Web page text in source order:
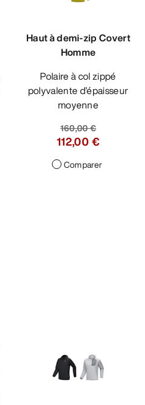
Haut à demi-zip Covert
Homme
Polaire à col zippé
polyvalente d’épaisseur
moyenne
160,00 €
112,00 €
Comparer